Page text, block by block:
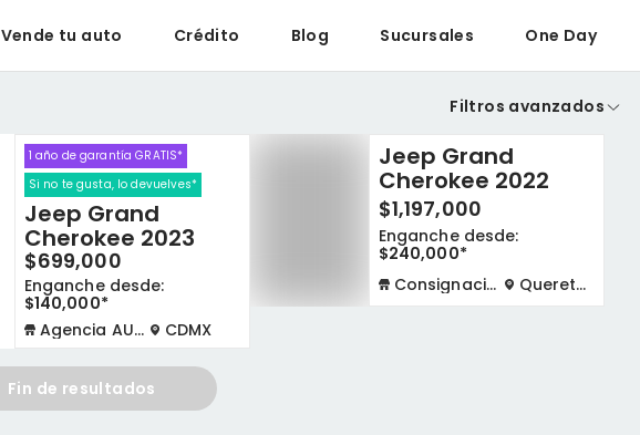
Vende tu auto Crédito Blog Sucursales One Day
Filtros avanzados
1 año de garantía GRATIS*
Si no te gusta, lo devuelves*
Jeep Grand
Cherokee 2023
$699,000
Enganche desde:
$140,000*
Agencia AUTOCOM
CDMX
Jeep Grand
Cherokee 2022
$1,197,000
Enganche desde:
$240,000*
Consignación virtual
Queretaro
Fin de resultados